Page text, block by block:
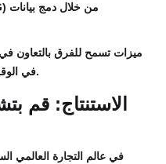
MCP Data Insights في الوقت الفعلي.
الاستنتاج: قم
في عالم التجارة العالمي